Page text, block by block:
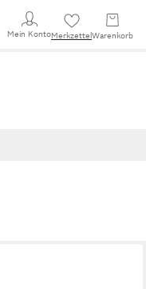
Mein KontoMerkzettel Warenkorb